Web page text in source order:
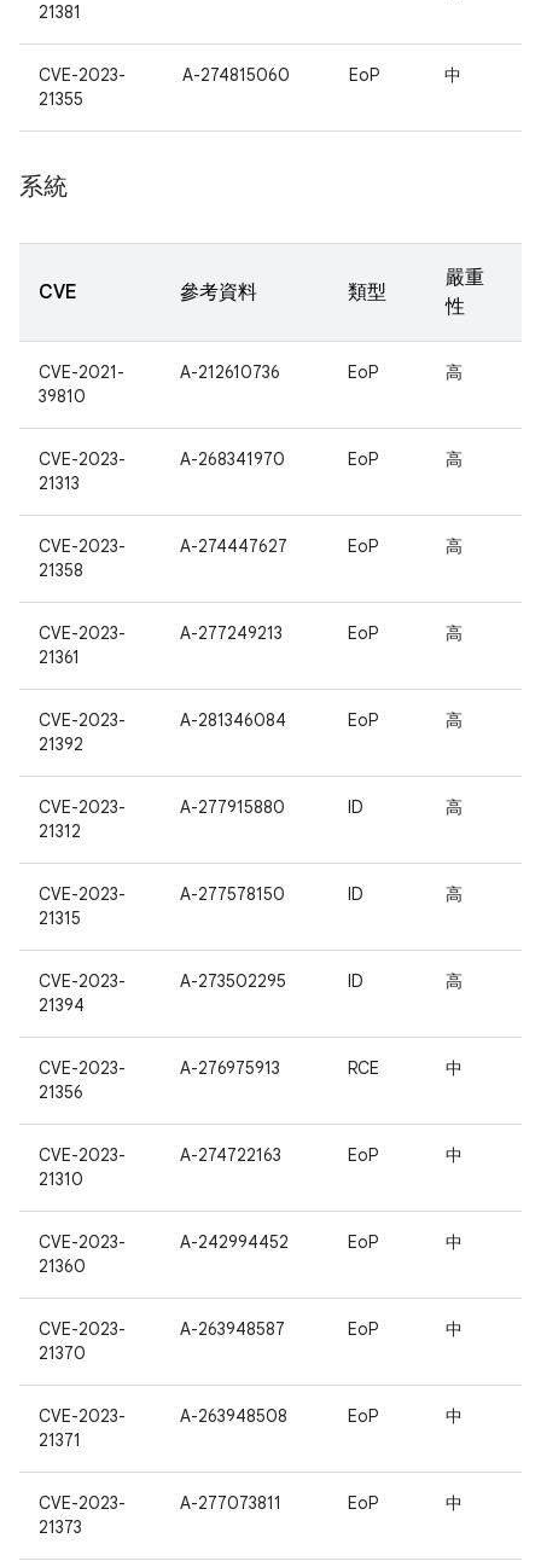
21381
CVE-2023-
21355
A-274815060 EoP 中
系統
CVE 參考資料 類型
嚴重
性
CVE-2021-
39810
A-212610736 EoP 高
CVE-2023-
21313
A-268341970 EoP 高
CVE-2023-
21358
A-274447627 EoP 高
CVE-2023-
21361
A-277249213 EoP 高
CVE-2023-
21392
A-281346084 EoP 高
CVE-2023-
21312
A-277915880 ID 高
CVE-2023-
21315
A-277578150 ID 高
CVE-2023-
21394
A-273502295 ID 高
CVE-2023-
21356
A-276975913 RCE 中
CVE-2023-
21310
A-274722163 EoP 中
CVE-2023-
21360
A-242994452 EoP 中
CVE-2023-
21370
A-263948587 EoP 中
CVE-2023-
21371
A-263948508 EoP 中
CVE-2023-
21373
A-277073811 EoP 中